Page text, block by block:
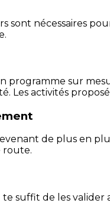
sont nécessaires
programme sur
activités
de plus en
route.
suffit de les